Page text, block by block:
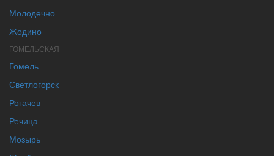
Молодечно
Жодино
ГОМЕЛЬСКАЯ
Гомель
Светлогорск
Рогачев
Речица
Мозырь